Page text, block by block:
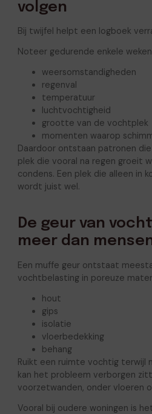
volgen
Bij twijfel helpt een logboek
Noteer gedurende enkele
weersomstandigheden
regenval
temperatuur
luchtvochtigheid
grootte van de vochtplek
momenten waarop
Daardoor ontstaan patronen
plek die vooral na regen groeit
condens. Een plek die alleen in
wordt juist wel.
De geur van
meer dan
Een muffe geur ontstaat
vochtbelasting in poreuze
hout
gips
isolatie
vloerbedekking
behang
Ruikt een ruimte vochtig terwijl
kan het probleem verborgen
voorzetwanden, onder vloeren
Vooral bij oudere woningen is